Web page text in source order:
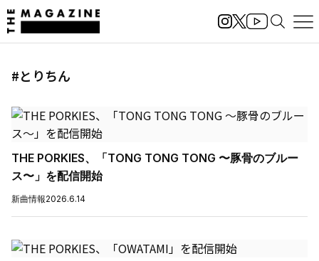
#とりちん
THE PORKIES、「TONG TONG TONG 〜豚骨のブルー
ス〜」を配信開始
新曲情報2026.6.14